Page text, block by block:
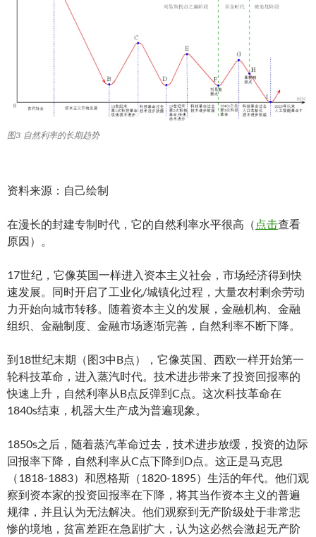
图3 自然利率的长期趋势
资料来源：自己绘制
在漫长的封建专制时代，它的自然利率水平很高（ 点击查看
原因）。
17世纪，它像英国一样进入资本主义社会，市场经济得到快
速发展。同时开启了工业化/城镇化过程，大量农村剩余劳动
力开始向城市转移。随着资本主义的发展，金融机构、金融
组织、金融制度、金融市场逐渐完善，自然利率不断下降。
到18世纪末期（图3中B点），它像英国、西欧一样开始第一
轮科技革命，进入蒸汽时代。技术进步带来了投资回报率的
快速上升，自然利率从B点反弹到C点。这次科技革命在
1840s结束，机器大生产成为普遍现象。
1850s之后，随着蒸汽革命过去，技术进步放缓，投资的边际
回报率下降，自然利率从C点下降到D点。这正是马克思
（1818-1883）和恩格斯（1820-1895）生活的年代。他们观
察到资本家的投资回报率在下降，将其当作资本主义的普遍
规律，并且认为无法解决。他们观察到无产阶级处于非常悲
惨的境地，贫富差距在急剧扩大，认为这必然会激起无产阶